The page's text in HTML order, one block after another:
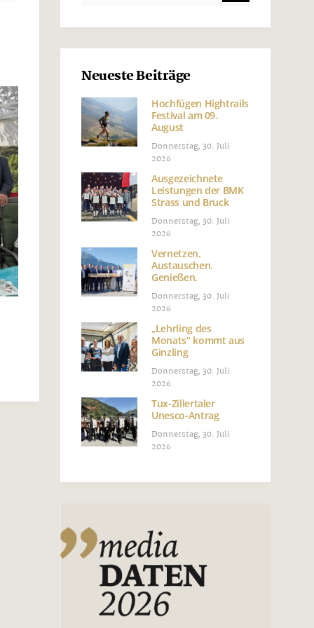
Neueste Beiträge
Hochfügen Hightrails
Festival am 09.
August
Donnerstag, 30. Juli
2026
Ausgezeichnete
Leistungen der BMK
Strass und Bruck
Donnerstag, 30. Juli
2026
Vernetzen.
Austauschen.
Genießen.
Donnerstag, 30. Juli
2026
„Lehrling des
Monats“ kommt aus
Ginzling
Donnerstag, 30. Juli
2026
Tux-Zillertaler
Unesco-Antrag
Donnerstag, 30. Juli
2026